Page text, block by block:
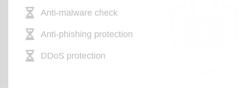
Anti-malware check
Anti-phishing protection
DDoS protection